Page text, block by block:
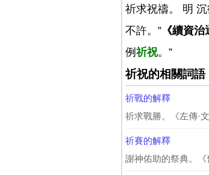
祈求祝禱。 明
不許。”《續資治
例 祈祝。”
祈祝的相關詞語
祈戰的解釋
祈求戰勝。《左傳·
祈賽的解釋
謝神佑助的祭典。